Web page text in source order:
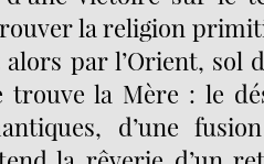
la religion
par l’Orient, sol
trouve la Mère : le
d’une